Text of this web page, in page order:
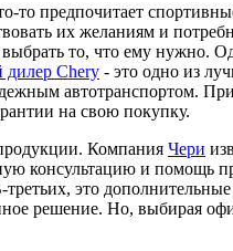
то предпочитает
их желаниям и
то, что ему нужно.
Chery - это одно из
автотранспортом.
на свою покупку.
Компания Чери
консультацию и
это
решение. Но, выбирая